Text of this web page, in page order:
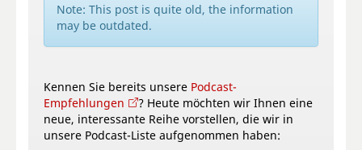
Note: This post is quite old, the information
may be outdated.
Kennen Sie bereits unsere Podcast-
Empfehlungen
? Heute möchten wir Ihnen eine
neue, interessante Reihe vorstellen, die wir in
unsere Podcast-Liste aufgenommen haben: